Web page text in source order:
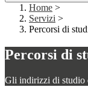
Home >
Servizi >
Percorsi di
Percorsi di
Gli indirizzi di studio